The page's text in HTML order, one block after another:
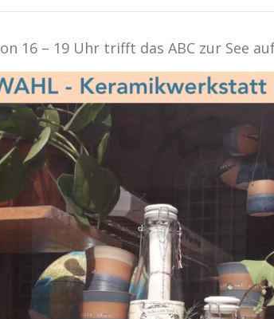
16 – 19 Uhr trifft das ABC zur See